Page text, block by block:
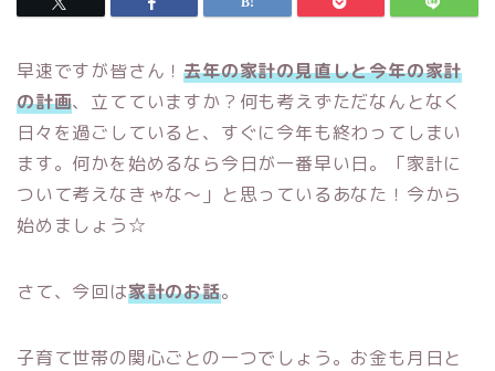
早速ですが皆さん！去年の家計の見直しと今年の家計
の計画、立てていますか？何も考えずただなんとなく
日々を過ごしていると、すぐに今年も終わってしまい
ます。何かを始めるなら今日が一番早い日。「家計に
ついて考えなきゃな〜」と思っているあなた！今から
始めましょう☆
さて、今回は家計のお話。
子育て世帯の関心ごとの一つでしょう。お金も月日と